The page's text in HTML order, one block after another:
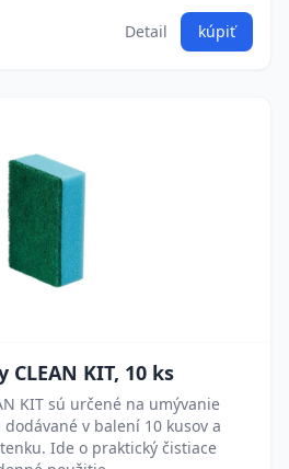
Detail kúpiť
KIT, 10 ks
KIT sú určené na umývanie
v balení 10 kusov a
Ide o praktický čistiace